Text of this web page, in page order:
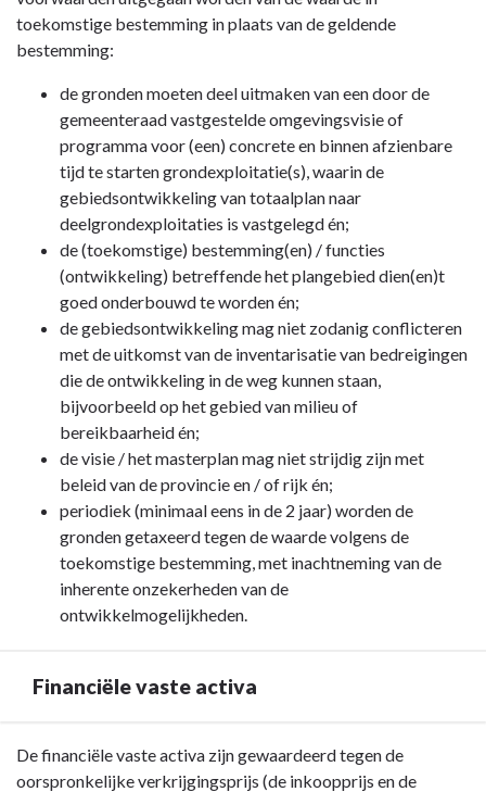
toekomstige bestemming in plaats van de geldende
bestemming:
de gronden moeten deel uitmaken van een door de
gemeenteraad vastgestelde omgevingsvisie of
programma voor (een) concrete en binnen afzienbare
tijd te starten grondexploitatie(s), waarin de
gebiedsontwikkeling van totaalplan naar
deelgrondexploitaties is vastgelegd én;
de (toekomstige) bestemming(en) / functies
(ontwikkeling) betreffende het plangebied dien(en)t
goed onderbouwd te worden én;
de gebiedsontwikkeling mag niet zodanig conflicteren
met de uitkomst van de inventarisatie van bedreigingen
die de ontwikkeling in de weg kunnen staan,
bijvoorbeeld op het gebied van milieu of
bereikbaarheid én;
de visie / het masterplan mag niet strijdig zijn met
beleid van de provincie en / of rijk én;
periodiek (minimaal eens in de 2 jaar) worden de
gronden getaxeerd tegen de waarde volgens de
toekomstige bestemming, met inachtneming van de
inherente onzekerheden van de
ontwikkelmogelijkheden.
Financiële vaste activa
Terug
naar
De financiële vaste activa zijn gewaardeerd tegen de
oorspronkelijke verkrijgingsprijs (de inkoopprijs en de